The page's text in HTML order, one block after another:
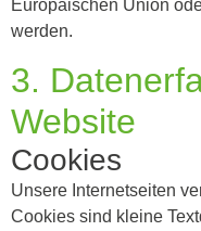
Europäischen Union
werden.
3.
Website
Cookies
Unsere Internetseiten
Cookies sind kleine